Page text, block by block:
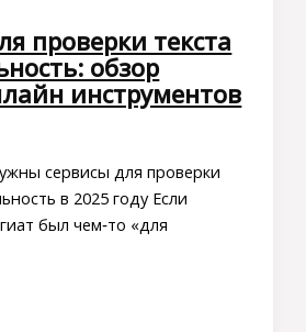
проверки текста
обзор
инструментов
сервисы для проверки
в 2025 году Если
был чем‑то «для